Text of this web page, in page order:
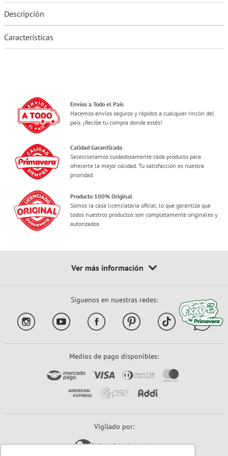
Descripción
Características
Envíos a Todo el País
Hacemos envíos seguros y rápidos a cualquier rincón del
país. ¡Recibe tu compra donde estés!
Calidad Garantizada
Seleccionamos cuidadosamente cada producto para
ofrecerte la mejor calidad. Tu satisfacción es nuestra
prioridad.
Producto 100% Original
Somos la casa licenciataria oficial, lo que garantiza que
todos nuestros productos son completamente originales y
autorizados
Síguenos en nuestras redes:
Medios de pago disponibles:
Vigilado por: